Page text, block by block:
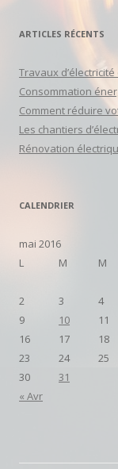
ARTICLES RÉCENTS
Travaux
Consommation
Comment réduire
Les chantiers
Rénovation
CALENDRIER
mai 2016
L
M M
« Avr
2
3 4
9
10 11
16
17 18
23
24 25
30
31